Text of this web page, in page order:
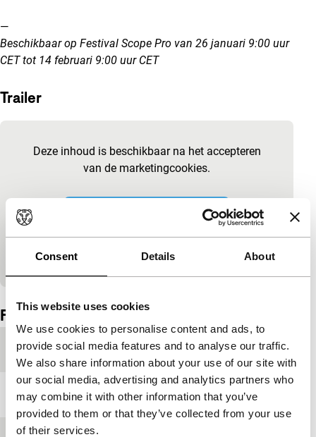
Consent Details About
This website uses cookies
We use cookies to personalise content and ads, to
provide social media features and to analyse our traffic.
We also share information about your use of our site with
our social media, advertising and analytics partners who
may combine it with other information that you’ve
provided to them or that they’ve collected from your use
of their services.
—
Beschikbaar op Festival Scope Pro van 26 januari 9:00 uur
CET tot 14 februari 9:00 uur CET
Trailer
Deze inhoud is beschikbaar na het accepteren
van de marketingcookies.
Cookie-instellingen wijzigen
Film details
Productielanden Hongkong,Maleisië
Jaar 2021